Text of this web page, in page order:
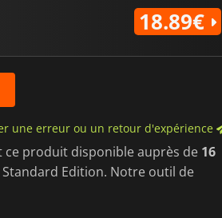
18.89€
une erreur ou un retour d'expérience
ce produit disponible auprès de 16
Edition. Notre outil de